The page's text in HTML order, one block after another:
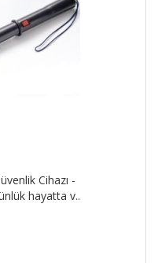
Cihazı -
hayatta v..